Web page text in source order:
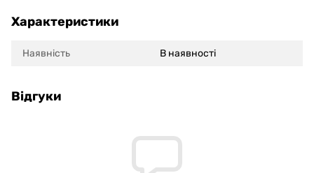
Характеристики
Наявність В наявності
Відгуки